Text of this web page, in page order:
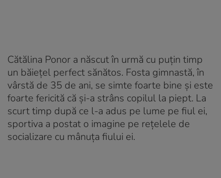
Cătălina Ponor a născut în urmă cu puțin timp
un băiețel perfect sănătos. Fosta gimnastă, în
vârstă de 35 de ani, se simte foarte bine și este
foarte fericită că și-a strâns copilul la piept. La
scurt timp după ce l-a adus pe lume pe fiul ei,
sportiva a postat o imagine pe rețelele de
socializare cu mânuța fiului ei.